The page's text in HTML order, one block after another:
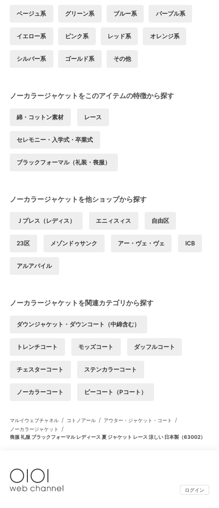
ベージュ系 グリーン系 ブルー系 パープル系
イエロー系 ピンク系 レッド系 オレンジ系
シルバー系 ゴールド系 その他
ノーカラージャケットをこのアイテムの特徴から探す
綿・コットン素材 レース
セレモニー・入学式・卒業式
ブラックフォーマル（礼装・喪服）
ノーカラージャケットを他ショップから探す
Ｊプレス（レディス） エニィスィス 自由区
23区 メゾンドゥサンク アー・ヴェ・ヴェ ICB
アルアバイル
ノーカラージャケットを関連カテゴリから探す
ダウンジャケット・ダウンコート（中綿含む）
トレンチコート モッズコート ダッフルコート
チェスターコート ステンカラーコート
ノーカラーコート ピーコート（Pコート）
マルイウェブチャネル / コトノアール / アウター・ジャケット・コート /
ノーカラージャケット /
喪服 礼服 ブラックフォーマル レディース 夏 ジャケット レース 涼しい 日本製（63002）
ログイン